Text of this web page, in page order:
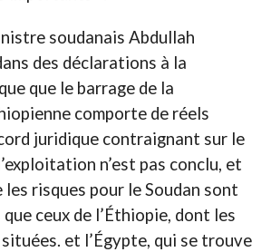
soudanais Abdullah
des déclarations à la
que le barrage de la
comporte de réels
juridique contraignant sur le
n’est pas conclu, et
les risques pour le Soudan sont
ceux de l’Éthiopie, dont les
et l’Égypte, qui se trouve